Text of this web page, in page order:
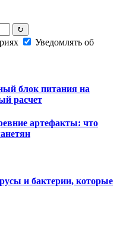
↻
Уведомлять об
блок питания на
расчет
артефакты: что
и бактерии, которые